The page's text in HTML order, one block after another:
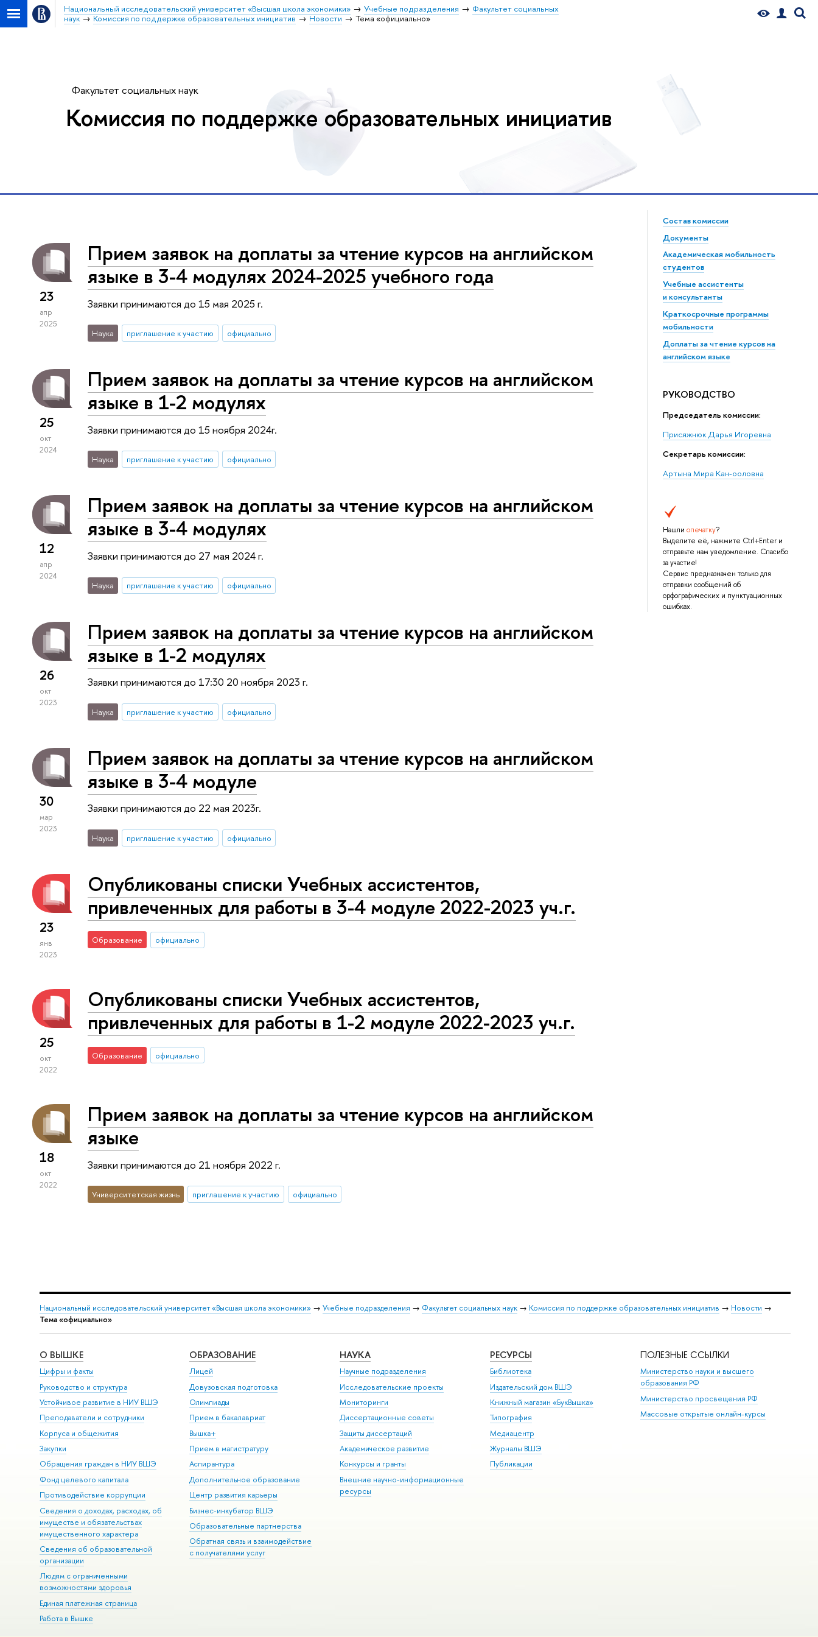
Национальный исследовательский университет «Высшая школа экономики» Учебные подразделения
Факультет социальных
наук
Комиссия по поддержке образовательных инициатив Новости Тема «официально»
Факультет социальных наук
Комиссия по поддержке образовательных инициатив
Состав комиссии
Документы
Академическая мобильность
студентов
Учебные ассистенты
и консультанты
Краткосрочные программы
мобильности
Доплаты за чтение курсов на
английском языке
РУКОВОДСТВО
Председатель комиссии:
Присяжнюк Дарья Игоревна
Секретарь комиссии:
Артына Мира Кан-ооловна
Нашли опечатку?
Выделите её, нажмите Ctrl+Enter и
отправьте нам уведомление. Спасибо
за участие!
Сервис предназначен только для
отправки сообщений об
орфографических и пунктуационных
ошибках.
23
апр
2025
Прием заявок на доплаты за чтение курсов на английском
языке в 3-4 модулях 2024-2025 учебного года
Заявки принимаются до 15 мая 2025 г.
Наука приглашение к участию официально
25
окт
2024
Прием заявок на доплаты за чтение курсов на английском
языке в 1-2 модулях
Заявки принимаются до 15 ноября 2024г.
Наука приглашение к участию официально
12
апр
2024
Прием заявок на доплаты за чтение курсов на английском
языке в 3-4 модулях
Заявки принимаются до 27 мая 2024 г.
Наука приглашение к участию официально
26
окт
2023
Прием заявок на доплаты за чтение курсов на английском
языке в 1-2 модулях
Заявки принимаются до 17:30 20 ноября 2023 г.
Наука приглашение к участию официально
30
мар
2023
Прием заявок на доплаты за чтение курсов на английском
языке в 3-4 модуле
Заявки принимаются до 22 мая 2023г.
Наука приглашение к участию официально
23
янв
2023
Опубликованы списки Учебных ассистентов,
привлеченных для работы в 3-4 модуле 2022-2023 уч.г.
Образование официально
25
окт
2022
Опубликованы списки Учебных ассистентов,
привлеченных для работы в 1-2 модуле 2022-2023 уч.г.
Образование официально
18
окт
2022
Прием заявок на доплаты за чтение курсов на английском
языке
Заявки принимаются до 21 ноября 2022 г.
Университетская жизнь приглашение к участию официально
Национальный исследовательский университет «Высшая школа экономики» → Учебные подразделения → Факультет социальных наук→ Комиссия по поддержке образовательных инициатив → Новости →
Тема «официально»
О ВЫШКЕ
Цифры и факты
Руководство и структура
Устойчивое развитие в НИУ ВШЭ
Преподаватели и сотрудники
Корпуса и общежития
Закупки
Обращения граждан в НИУ ВШЭ
Фонд целевого капитала
Противодействие коррупции
Сведения о доходах, расходах, об
имуществе и обязательствах
имущественного характера
Сведения об образовательной
организации
Людям с ограниченными
возможностями здоровья
Единая платежная страница
Работа в Вышке
ОБРАЗОВАНИЕ
Лицей
Довузовская подготовка
Олимпиады
Прием в бакалавриат
Вышка+
Прием в магистратуру
Аспирантура
Дополнительное образование
Центр развития карьеры
Бизнес-инкубатор ВШЭ
Образовательные партнерства
Обратная связь и взаимодействие
с получателями услуг
НАУКА
Научные подразделения
Исследовательские проекты
Мониторинги
Диссертационные советы
Защиты диссертаций
Академическое развитие
Конкурсы и гранты
Внешние научно-информационные
ресурсы
РЕСУРСЫ
Библиотека
Издательский дом ВШЭ
Книжный магазин «БукВышка»
Типография
Медиацентр
Журналы ВШЭ
Публикации
ПОЛЕЗНЫЕ ССЫЛКИ
Министерство науки и высшего
образования РФ
Министерство просвещения РФ
Массовые открытые онлайн-курсы